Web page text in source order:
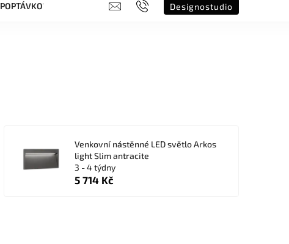
POPTÁVKOVÝ FORMULÁŘ B2B SHOWROOM
Designostudio
Venkovní nástěnné LED světlo Arkos
light Slim antracite
3 - 4 týdny
5 714 Kč